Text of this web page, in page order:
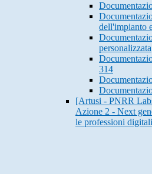
dell'impianto
personalizzata
314
[Artusi - PNRR
Azione 2 - Next
le professioni